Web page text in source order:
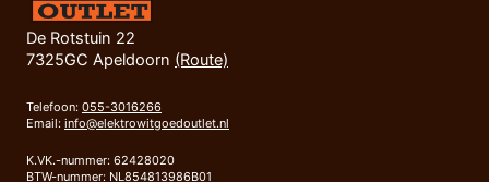
De Rotstuin 22
7325GC Apeldoorn (Route)
Telefoon: 055-3016266
Email: info@elektrowitgoedoutlet.nl
K.VK.-nummer: 62428020
BTW-nummer: NL854813986B01